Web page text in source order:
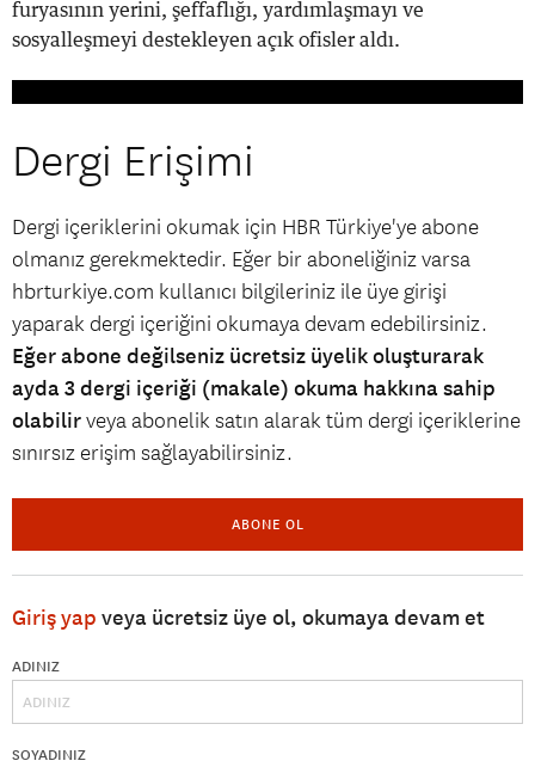
furyasının yerini, şeffaflığı, yardımlaşmayı ve
sosyalleşmeyi destekleyen açık ofisler aldı.
Dergi Erişimi
Dergi içeriklerini okumak için HBR Türkiye'ye abone
olmanız gerekmektedir. Eğer bir aboneliğiniz varsa
hbrturkiye.com kullanıcı bilgileriniz ile üye girişi
yaparak dergi içeriğini okumaya devam edebilirsiniz.
Eğer abone değilseniz ücretsiz üyelik oluşturarak
ayda 3 dergi içeriği (makale) okuma hakkına sahip
olabilirveya abonelik satın alarak tüm dergi içeriklerine
sınırsız erişim sağlayabilirsiniz.
ABONE OL
Giriş yap veya ücretsiz üye ol, okumaya devam et
ADINIZ
SOYADINIZ